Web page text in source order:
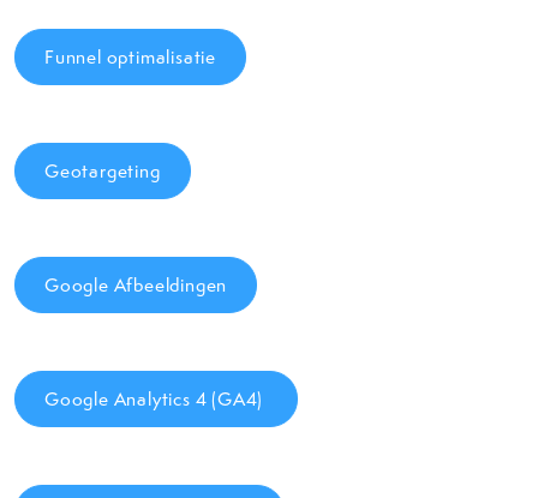
Funnel optimalisatie
Geotargeting
Google Afbeeldingen
Google Analytics 4 (GA4)